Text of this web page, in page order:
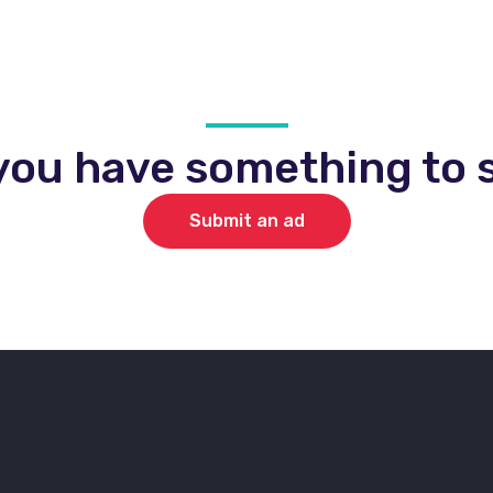
have something to
Submit an ad